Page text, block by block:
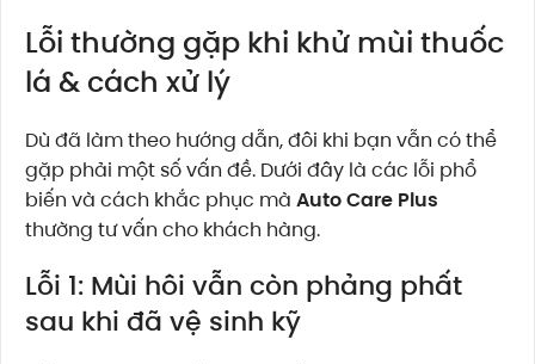
Lỗi thường gặp khi khử mùi thuốc
lá & cách xử lý
Dù đã làm theo hướng dẫn, đôi khi bạn vẫn có thể
gặp phải một số vấn đề. Dưới đây là các lỗi phổ
biến và cách khắc phục mà Auto Care Plus
thường tư vấn cho khách hàng.
Lỗi 1: Mùi hôi vẫn còn phảng phất
sau khi đã vệ sinh kỹ